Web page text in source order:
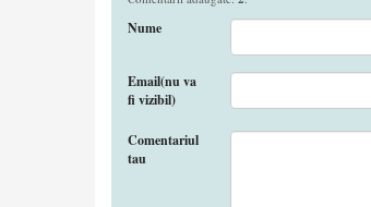
Nume
Email(nu va
fi vizibil)
Comentariul
tau